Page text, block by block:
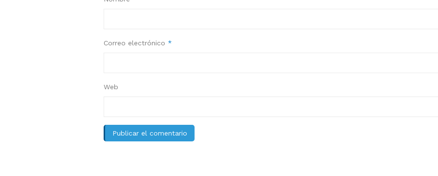
Correo electrónico *
Web